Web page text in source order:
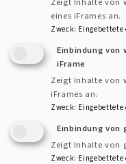
Begriff „confirmatio“,
bestärkt und
zur evangelischen
Mitglied der Kirche:
teilnehmen und selbst
werden übrigens
man selbst die
eines iFrames an.
Zweck:
Einbindung von
iFrame
Zeigt Inhalte von
iFrames an.
Zweck:
Einbindung von
Zeigt Inhalte von
Zweck: